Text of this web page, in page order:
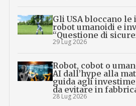
Gli USA bloccano
robot umanoidi e
“Questione di
29 Lug 2026
Robot, cobot o
AI dall’hype alla
guida agli
da evitare in
28 Lug 2026